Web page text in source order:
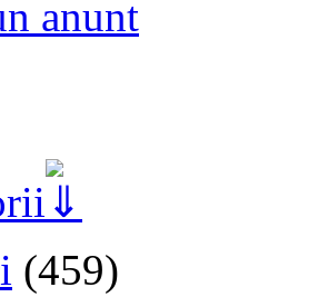
anunt
(459)